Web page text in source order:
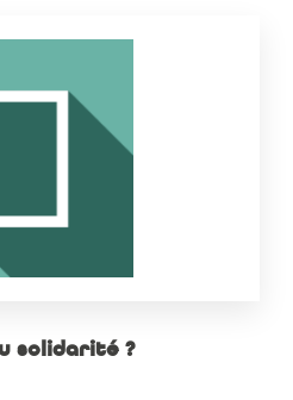
solidarité ?